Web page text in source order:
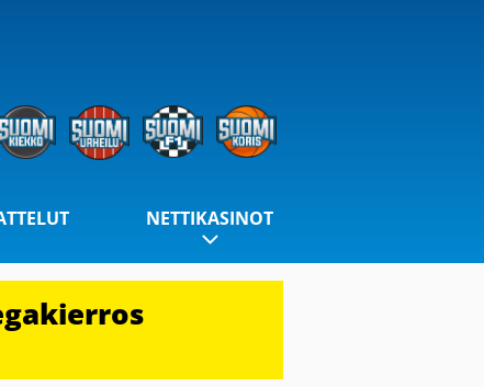
NETTIKASINOT